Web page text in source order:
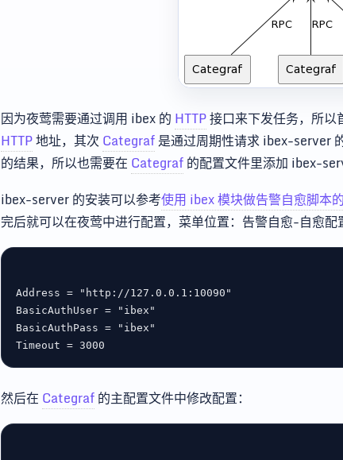
因为夜莺需要通过调用 ibex 的 HTTP接口来下发任务，所
HTTP地址，其次Categraf是通过周期性请求 ibex-server
的结果，所以也需要在 Categraf的配置文件里添加 ibex-
ibex-server 的安装可以参考使用 ibex 模块做告警自愈脚本
完后就可以在夜莺中进行配置，菜单位置：告警自愈-自愈配
Address =
"http://127.0.0.1:10090"
BasicAuthUser =
"ibex"
BasicAuthPass =
"ibex"
Timeout = 3000
然后在 Categraf的主配置文件中修改配置：